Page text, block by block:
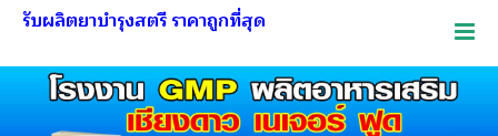
รับผลิตยาบำรุงสตรี ราคาถูกที่สุด